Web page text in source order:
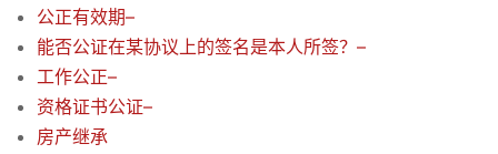
公正有效期–
能否公证在某协议上的签名是本人所签？–
工作公正–
资格证书公证–
房产继承